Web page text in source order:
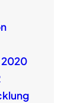
2020